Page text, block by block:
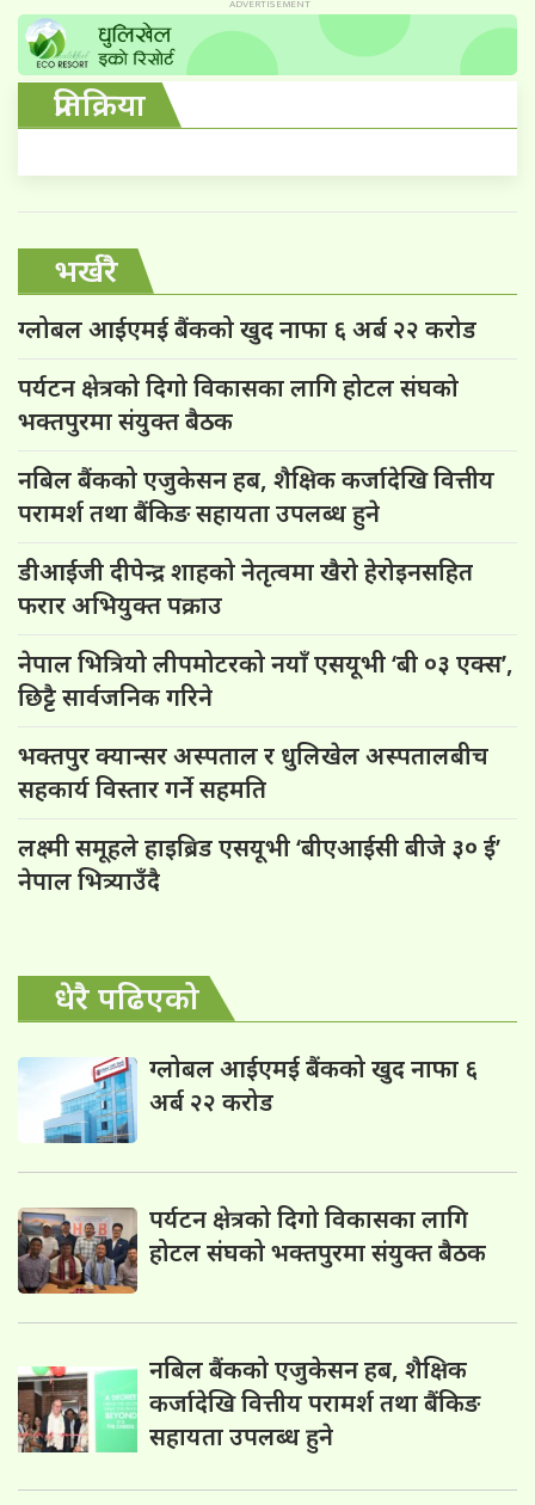
प्रतिक्रिया
भर्खरै
ग्लोबल आईएमई बैंकको खुद नाफा ६ अर्ब २२ करोड
पर्यटन क्षेत्रको दिगो विकासका लागि होटल संघको
भक्तपुरमा संयुक्त बैठक
नबिल बैंकको एजुकेसन हब, शैक्षिक कर्जादेखि वित्तीय
परामर्श तथा बैंकिङ सहायता उपलब्ध हुने
डीआईजी दीपेन्द्र शाहको नेतृत्वमा खैरो हेरोइनसहित
फरार अभियुक्त पक्राउ
नेपाल भित्रियो लीपमोटरको नयाँ एसयूभी ‘बी ०३ एक्स’,
छिट्टै सार्वजनिक गरिने
भक्तपुर क्यान्सर अस्पताल र धुलिखेल अस्पतालबीच
सहकार्य विस्तार गर्ने सहमति
लक्ष्मी समूहले हाइब्रिड एसयूभी ‘बीएआईसी बीजे ३० ई’
नेपाल भित्र्याउँदै
धेरै पढिएको
ग्लोबल आईएमई बैंकको खुद नाफा ६
अर्ब २२ करोड
पर्यटन क्षेत्रको दिगो विकासका लागि
होटल संघको भक्तपुरमा संयुक्त बैठक
नबिल बैंकको एजुकेसन हब, शैक्षिक
कर्जादेखि वित्तीय परामर्श तथा बैंकिङ
सहायता उपलब्ध हुने